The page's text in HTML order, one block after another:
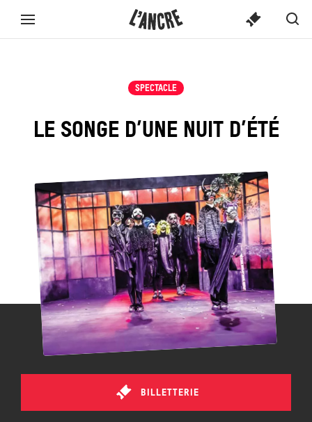
CONTENU
L’ANCRE
Menu
complet
TICKETS
la
LE SONGE D’UNE NUIT D’ÉTÉ
SPECTACLE
BILLETTERIE